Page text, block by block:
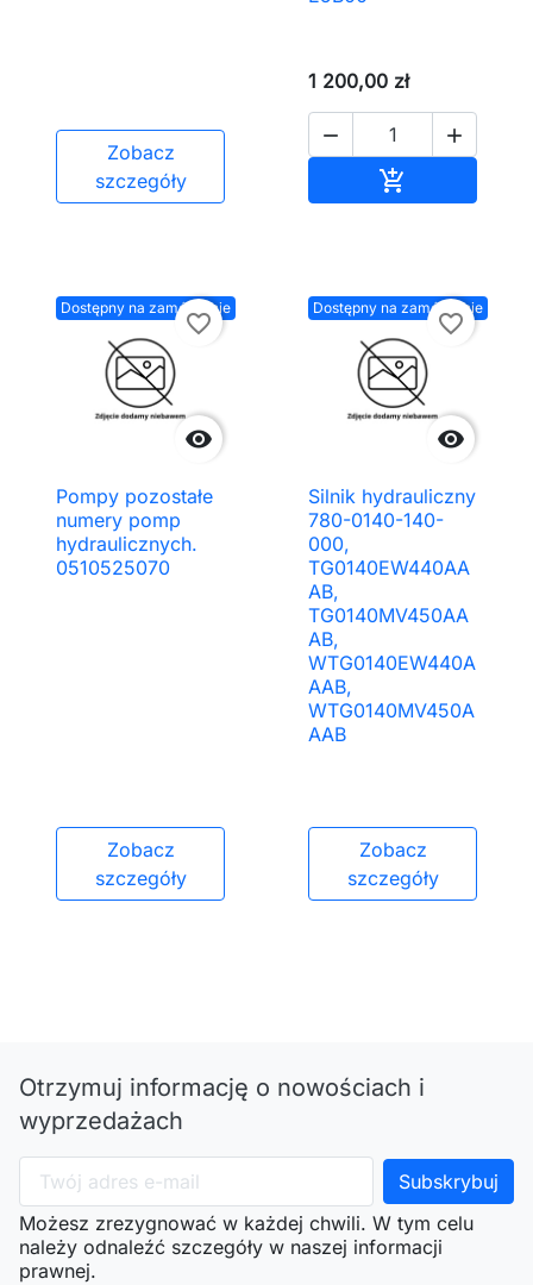
Zobacz
szczegóły
1 200,00 zł
 

Dostępny na zamówienie

favorite_border
Pompy pozostałe
numery pomp
hydraulicznych.
0510525070
Zobacz
szczegóły
Dostępny na zamówienie

favorite_border
Silnik hydrauliczny
780-0140-140-
000,
TG0140EW440AA
AB,
TG0140MV450AA
AB,
WTG0140EW440A
AAB,
WTG0140MV450A
AAB
Zobacz
szczegóły
Otrzymuj informację o nowościach i
wyprzedażach
Możesz zrezygnować w każdej chwili. W tym celu
należy odnaleźć szczegóły w naszej informacji
prawnej.